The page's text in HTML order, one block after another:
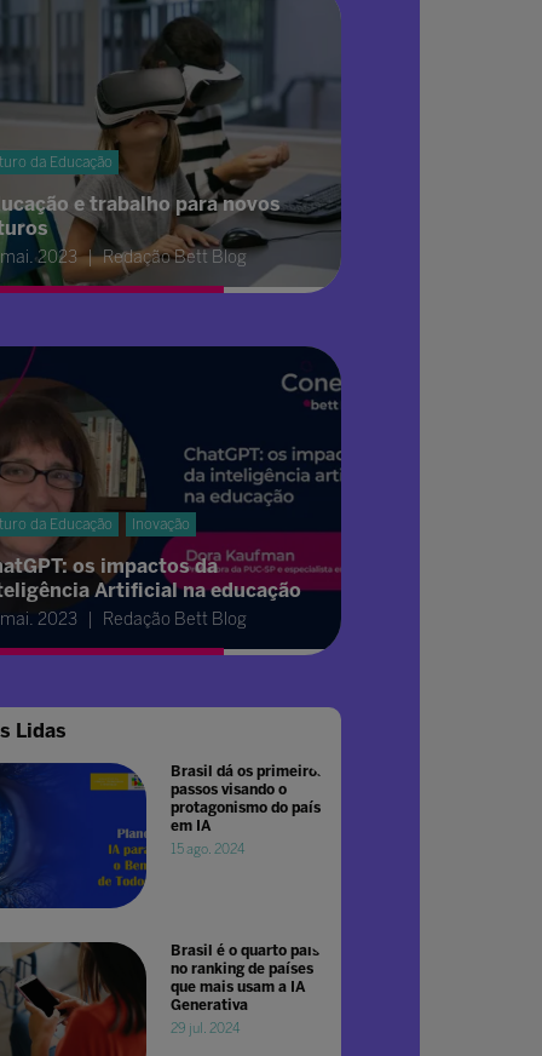
da Educação
e trabalho para novos
2023 Redação Bett Blog
da Educação Inovação
os impactos da
Artificial na educação
2023 Redação Bett Blog
Lidas
Brasil dá os primeiros
passos visando o
protagonismo do país
em IA
15 ago. 2024
Brasil é o quarto país
no ranking de países
que mais usam a IA
Generativa
29 jul. 2024